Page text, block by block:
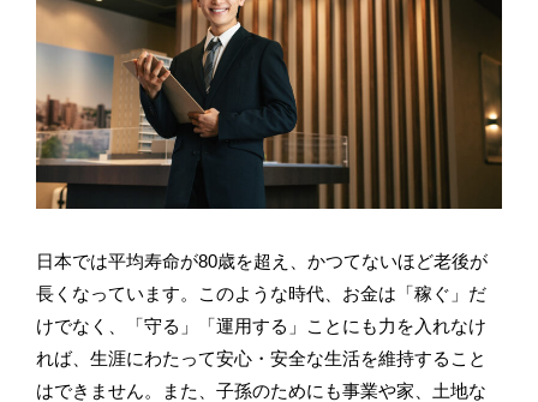
日本では平均寿命が80歳を超え、かつてないほど老後が
長くなっています。このような時代、お金は「稼ぐ」だ
けでなく、「守る」「運用する」ことにも力を入れなけ
れば、生涯にわたって安心・安全な生活を維持すること
はできません。また、子孫のためにも事業や家、土地な